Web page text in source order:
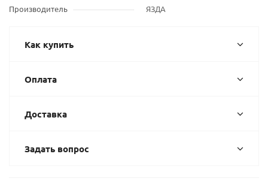
Производитель
ЯЗДА
Как купить
Оплата
Доставка
Задать вопрос